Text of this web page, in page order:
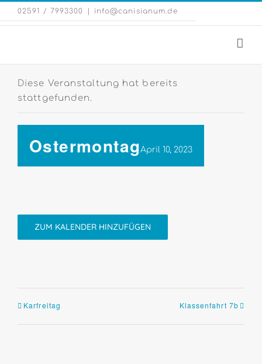
Zum
Inhalt
02591 / 7993300 info@canisianum.de
Diese Veranstaltung hat bereits
stattgefunden.
OstermontagApril 10, 2023
ZUM KALENDER HINZUFÜGEN
Karfreitag Klassenfahrt 7b